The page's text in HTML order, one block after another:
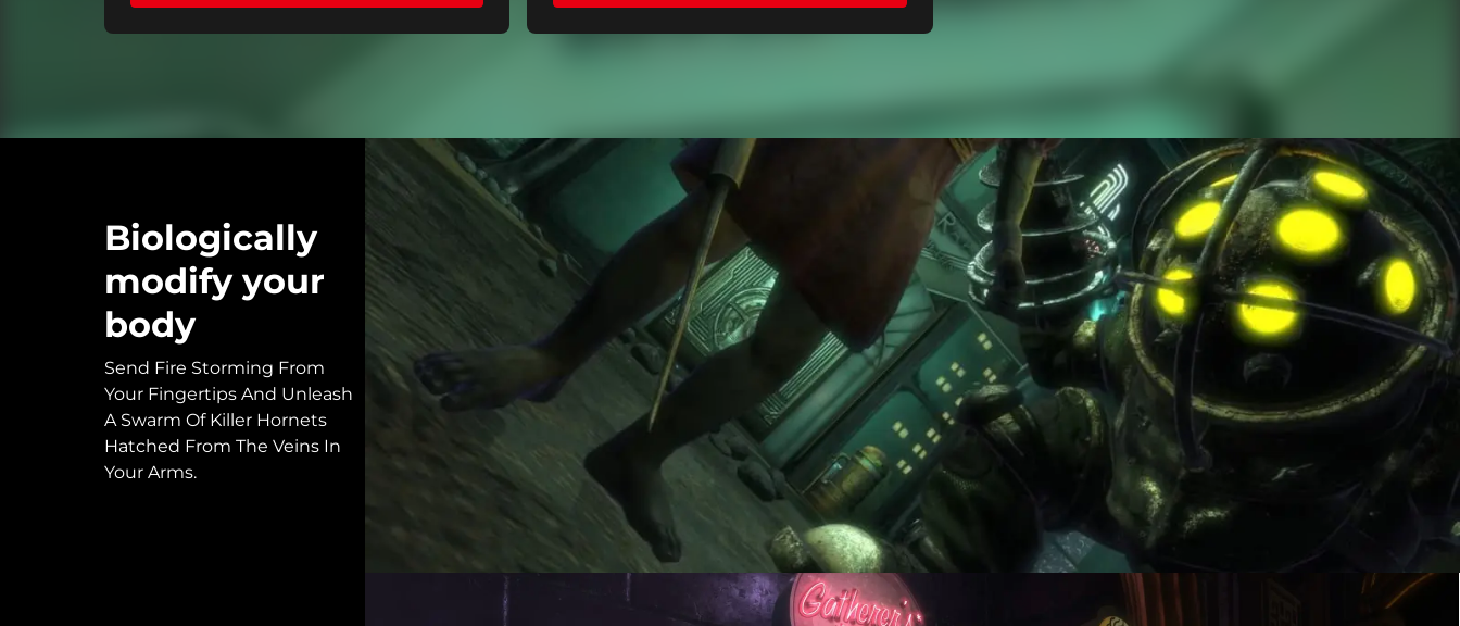
Biologically
modify your
body
Send Fire Storming From
Your Fingertips And Unleash
A Swarm Of Killer Hornets
Hatched From The Veins In
Your Arms.